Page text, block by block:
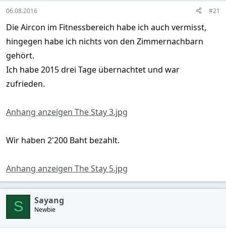
06.08.2016 #21
Die Aircon im Fitnessbereich habe ich auch vermisst,
hingegen habe ich nichts von den Zimmernachbarn
gehört.
Ich habe 2015 drei Tage übernachtet und war
zufrieden.
Anhang anzeigen The Stay 3.jpg
Wir haben 2'200 Baht bezahlt.
Anhang anzeigen The Stay 5.jpg
S Sayang
Newbie